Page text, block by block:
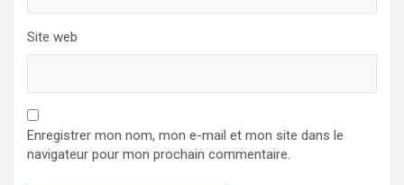
Site web
Enregistrer mon nom, mon e-mail et mon site dans le
navigateur pour mon prochain commentaire.